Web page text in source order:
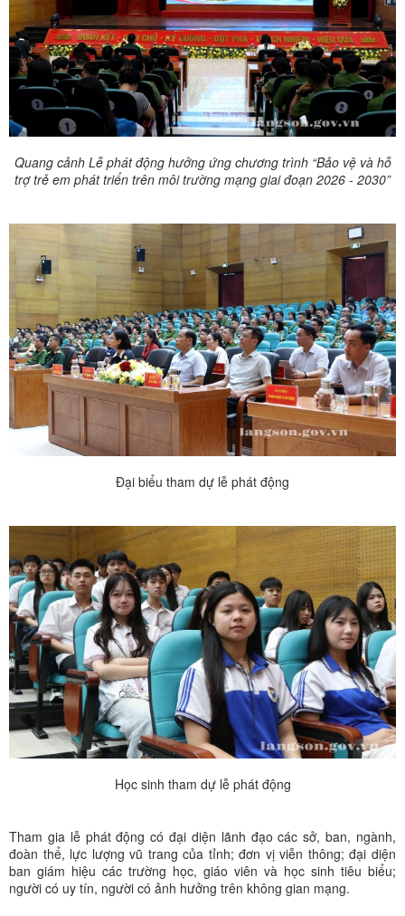
Quang cảnh Lễ phát động hưởng ứng chương trình “Bảo vệ và hỗ
trợ trẻ em phát triển trên môi trường mạng giai đoạn 2026 - 2030”
Đại biểu tham dự lễ phát động
Học sinh tham dự lễ phát động
Tham gia lễ phát động có đại diện lãnh đạo các sở, ban, ngành,
đoàn thể, lực lượng vũ trang của tỉnh; đơn vị viễn thông; đại diện
ban giám hiệu các trường học, giáo viên và học sinh tiêu biểu;
người có uy tín, người có ảnh hưởng trên không gian mạng.